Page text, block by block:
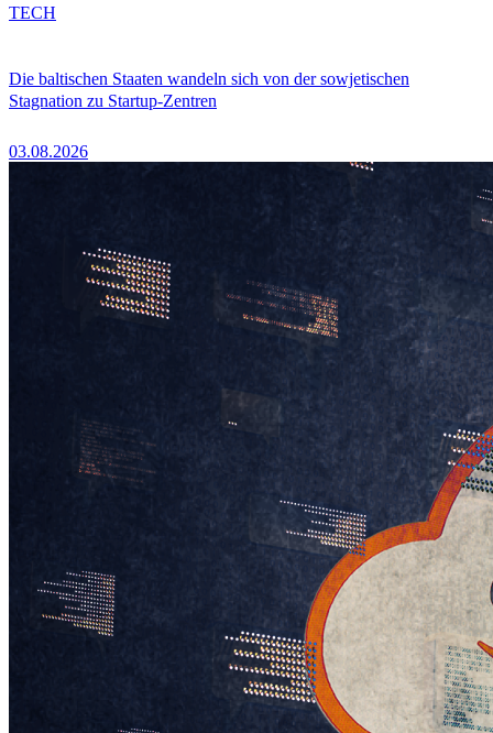
Die baltischen Staaten wandeln sich von der sowjetischen
Stagnation zu Startup-Zentren
03.08.2026
TECH